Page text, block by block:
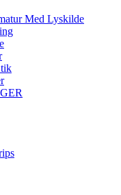
Med Lyskilde